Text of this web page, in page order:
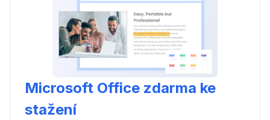
Microsoft Office zdarma ke
stažení